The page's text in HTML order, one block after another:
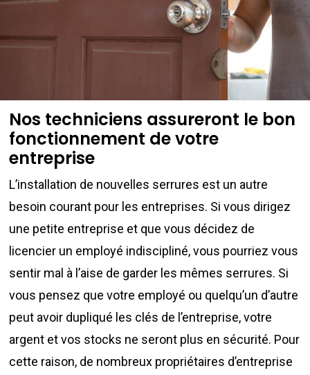
Nos techniciens assureront le bon
fonctionnement de votre
entreprise
L’installation de nouvelles serrures est un autre
besoin courant pour les entreprises. Si vous dirigez
une petite entreprise et que vous décidez de
licencier un employé indiscipliné, vous pourriez vous
sentir mal à l’aise de garder les mêmes serrures. Si
vous pensez que votre employé ou quelqu’un d’autre
peut avoir dupliqué les clés de l’entreprise, votre
argent et vos stocks ne seront plus en sécurité. Pour
cette raison, de nombreux propriétaires d’entreprise